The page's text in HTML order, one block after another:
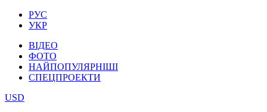
РУС
УКР
ВІДЕО
ФОТО
НАЙПОПУЛЯРНІШІ
СПЕЦПРОЕКТИ
USD